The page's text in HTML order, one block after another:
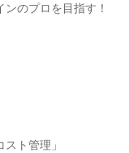
のプロを目指す！
ト管理」